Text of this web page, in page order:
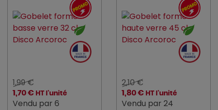
1,99 €
1,70 € HT l'unité
Vendu par 6
2,10 €
1,80 € HT l'unité
Vendu par 24